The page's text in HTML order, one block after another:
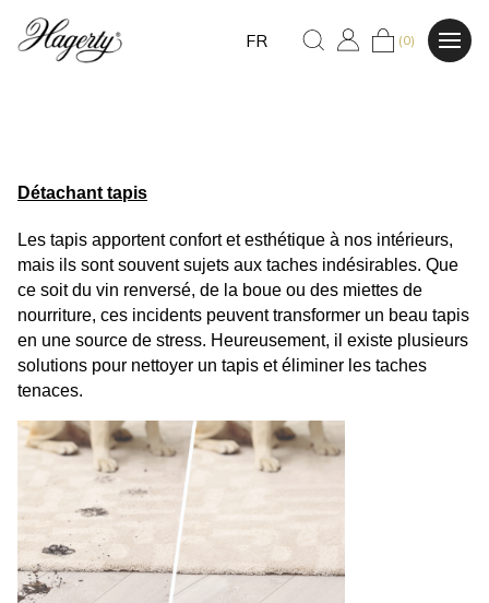
FR (0)
Détachant tapis
Les tapis apportent confort et esthétique à nos intérieurs,
mais ils sont souvent sujets aux taches indésirables. Que
ce soit du vin renversé, de la boue ou des miettes de
nourriture, ces incidents peuvent transformer un beau tapis
en une source de stress. Heureusement, il existe plusieurs
solutions pour nettoyer un tapis et éliminer les taches
tenaces.